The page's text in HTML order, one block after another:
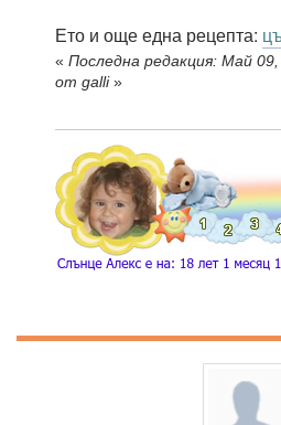
Ето и още една рецепта:
« Последна редакция: Май
от galli»